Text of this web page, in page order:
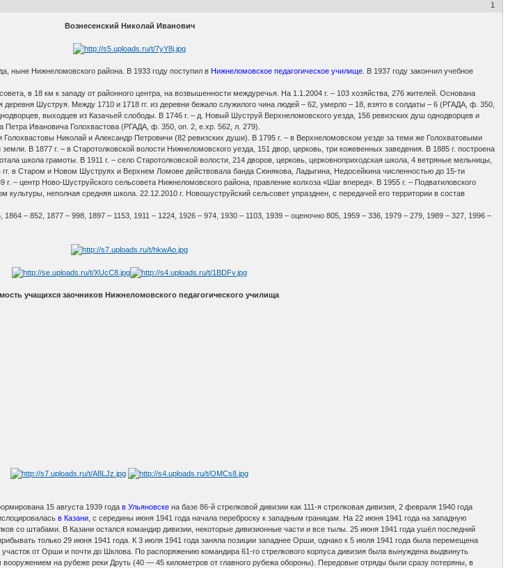
1
Вознесенский Николай Иванович
ныне Нижнеломовского района. В 1933 году поступил в Нижнеломовское педагогическое училище . В 1937 году закончил учебное
в 18 км к западу от районного центра, на возвышенности междуречья. На 1.1.2004 г. – 103 хозяйства, 276 жителей. Основана
Шуструя. Между 1710 и 1718 гг. из деревни бежало служилого чина людей – 62, умерло – 18, взято в солдаты – 6 (РГАДА, ф. 350,
выходцев из Казачьей слободы. В 1746 г. – д. Новый Шуструй Верхнеломовского уезда, 156 ревизских душ однодворцев и
Петра Ивановича Голохвастова (РГАДА, ф. 350, оп. 2, е.хр. 562, л. 279).
Николай и Александр Петровичи (82 ревизских души). В 1795 г. – в Верхнеломовском уезде за теми же Голохватовыми
В 1877 г. – в Старотолковской волости Нижнеломовского уезда, 151 двор, церковь, три кожевенных заведения. В 1885 г. построена
школа грамоты. В 1911 г. – село Старотолковской волости, 214 дворов, церковь, церковноприходская школа, 4 ветряные мельницы,
в Старом и Новом Шуструях и Верхнем Ломове действовала банда Сюнякова, Ладыгина, Недосейкина численностью до 15-ти
– центр Ново-Шуструйского сельсовета Нижнеломовского района, правление колхоза «Шаг вперед». В 1955 г. – Подватиловского
неполная средняя школа. 22.12.2010 г. Новошуструйский сельсовет упразднен, с передачей его территории в состав
– 852, 1877 – 998, 1897 – 1153, 1911 – 1224, 1926 – 974, 1930 – 1103, 1939 – оценочно 805, 1959 – 336, 1979 – 279, 1989 – 327, 1996 –
учащихся заочников Нижнеломовского педагогического училища
15 августа 1939 годав Ульяновскена базе 86-й стрелковой дивизии как 111-я стрелковая дивизия, 2 февраля 1940 года
в Казани , с середины июня 1941 года начала переброску к западным границам. На 22 июня 1941 года на западную
со штабами. В Казани остался командир дивизии, некоторые дивизионные части и все тылы. 25 июня 1941 года ушёл последний
только 29 июня 1941 года. К 3 июля 1941 года заняла позиции западнее Орши, однако к 5 июля 1941 года была перемещена
от Орши и почти до Шклова. По распоряжению командира 61-го стрелкового корпуса дивизия была вынуждена выдвинуть
на рубеже реки Друть (40 — 45 километров от главного рубежа обороны). Передовые отряды были сразу потеряны, в